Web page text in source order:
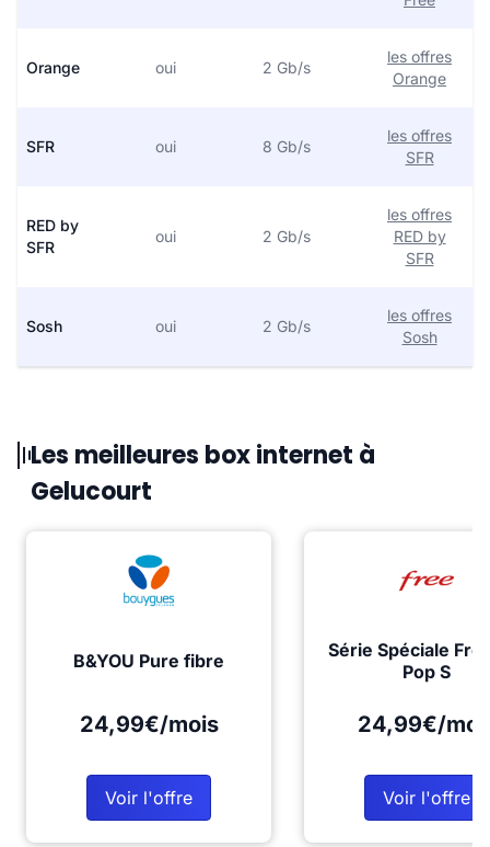
Orange oui 2 Gb/s
les offres
Orange
SFR oui 8 Gb/s
les offres
SFR
RED by
SFR
oui 2 Gb/s
les offres
RED by
SFR
Sosh oui 2 Gb/s
les offres
Sosh
Les meilleures box internet à
Gelucourt
B&YOU Pure fibre
24,99€/mois
Voir l'offre
Série Spéciale
Pop S
24,99€/
Voir l'offre